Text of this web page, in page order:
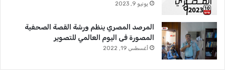
يونيو 9, 2023
المرصد المصري ينظم ورشة القصة الصحفية
المصورة فى اليوم العالمي للتصوير
أغسطس 19, 2022